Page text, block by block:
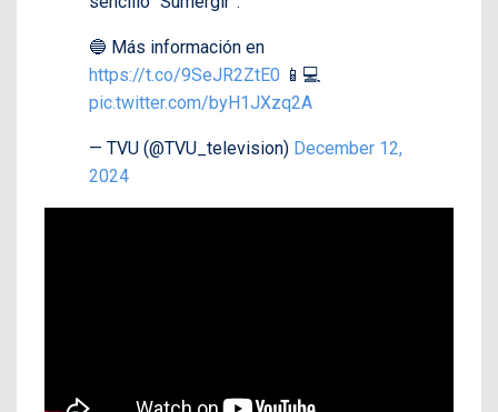
🔵 Más información en
https://t.co/9SeJR2ZtE0 📱💻
pic.twitter.com/byH1JXzq2A
— TVU (@TVU_television) December 12,
2024